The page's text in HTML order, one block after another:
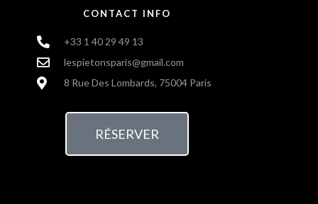
CONTACT INFO
+33 1 40 29 49 13
lespietonsparis@gmail.com
8 Rue Des Lombards, 75004 Paris
RÉSERVER